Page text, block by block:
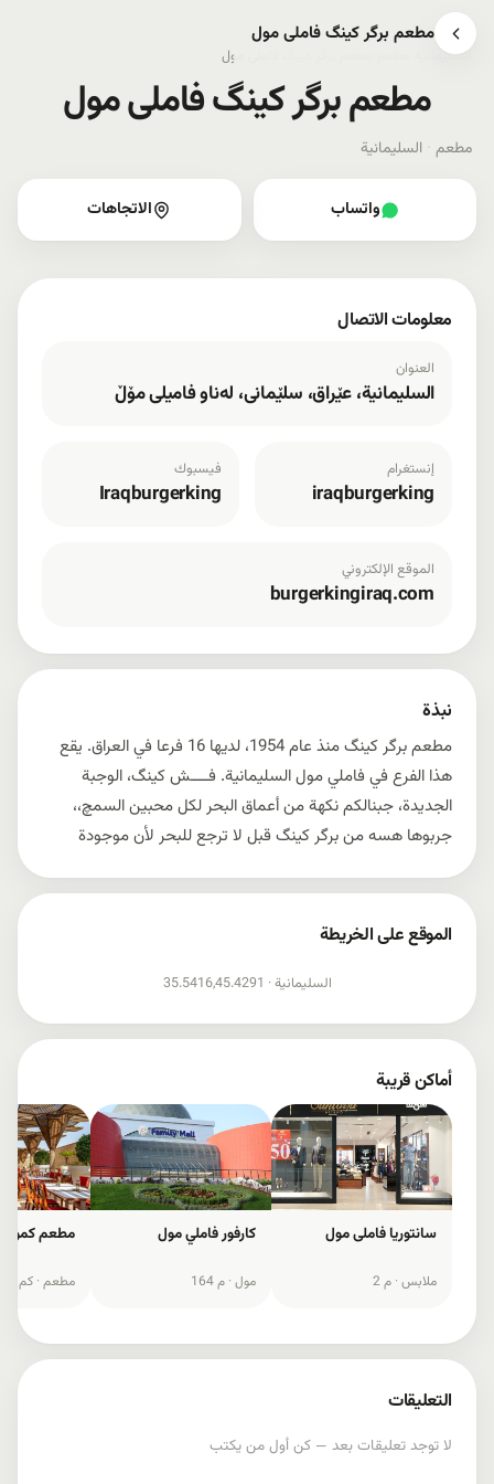
مطعم برگر کینگ فاملی مول
السليمانية مطعم برگر کینگ فاملی مول
مطعم برگر کینگ فاملی مول
مطعم · السليمانية
نبذة
مطعم برگر كينگ منذ عام 1954، لديها 16 فرعا في العراق. يقع
هذا الفرع في فاملي مول السليمانية. فــــش كينگ، الوجبة
الجديدة، جبنالكم نكهة من أعماق البحر لكل محبين السمچ،،
جربوها هسه من برگر كينگ قبل لا ترجع للبحر لأن موجودة
أماكن قريبة
سانتوریا فاملی مول
ملابس · 2 م
كارفور فاملي مول
مول · 164 م
مطعم کمون
مطعم · 1.6 كم
التعليقات
لا توجد تعليقات بعد — كن أول من يكتب
واتساب الاتجاهات
معلومات الاتصال
العنوان
السليمانية، عێراق، سلێمانی، لەناو فامیلی مۆڵ
إنستغرام
iraqburgerking
فيسبوك
Iraqburgerking
الموقع الإلكتروني
burgerkingiraq.com
الموقع على الخريطة
السليمانية · 35.5416,45.4291